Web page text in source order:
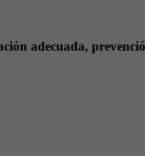
adecuada,